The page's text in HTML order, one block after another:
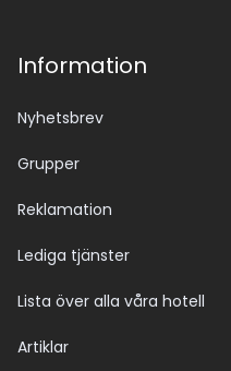
Information
Nyhetsbrev
Grupper
Reklamation
Lediga tjänster
Lista över alla våra hotell
Artiklar